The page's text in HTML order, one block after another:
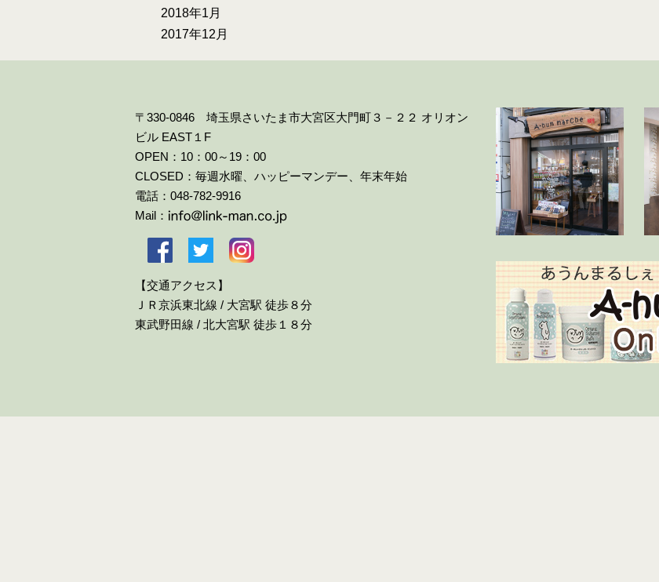
2018年1月
2017年12月
〒330-0846 埼玉県さいたま市大宮区大門町３－２２ オリオン
ビル EAST１F
OPEN：10：00～19：00
CLOSED：毎週水曜、ハッピーマンデー、年末年始
電話：048-782-9916
Mail：
【交通アクセス】
ＪＲ京浜東北線 / 大宮駅 徒歩８分
東武野田線 / 北大宮駅 徒歩１８分